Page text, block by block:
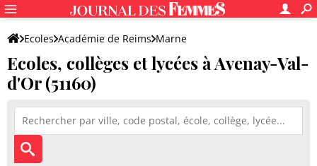
Ecoles Académie de Reims Marne
Ecoles, collèges et lycées à Avenay-Val-
d'Or (51160)